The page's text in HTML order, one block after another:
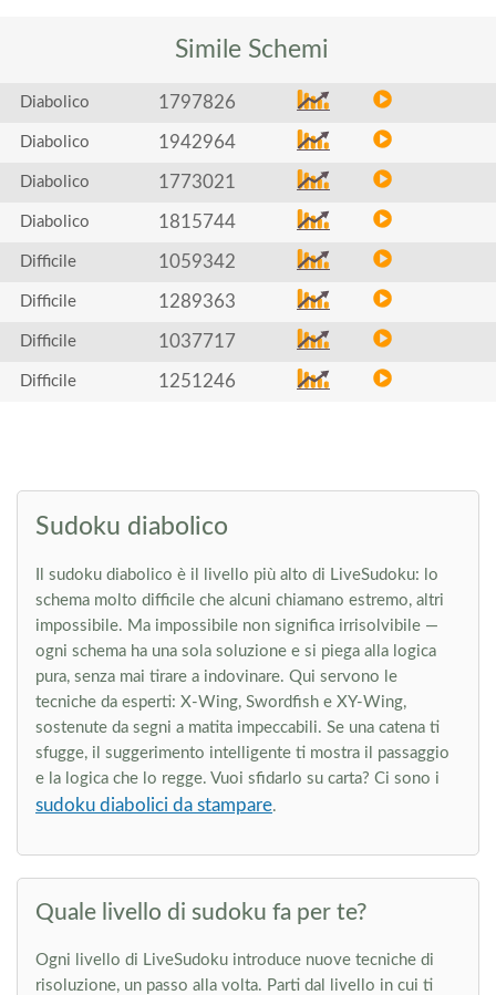
Simile Schemi
Diabolico 1797826
Diabolico 1942964
Diabolico 1773021
Diabolico 1815744
Difficile 1059342
Difficile 1289363
Difficile 1037717
Difficile 1251246
Sudoku diabolico
Il sudoku diabolico è il livello più alto di LiveSudoku: lo
schema molto difficile che alcuni chiamano estremo, altri
impossibile. Ma impossibile non significa irrisolvibile —
ogni schema ha una sola soluzione e si piega alla logica
pura, senza mai tirare a indovinare. Qui servono le
tecniche da esperti: X-Wing, Swordfish e XY-Wing,
sostenute da segni a matita impeccabili. Se una catena ti
sfugge, il suggerimento intelligente ti mostra il passaggio
e la logica che lo regge. Vuoi sfidarlo su carta? Ci sono i
sudoku diabolici da stampare.
Quale livello di sudoku fa per te?
Ogni livello di LiveSudoku introduce nuove tecniche di
risoluzione, un passo alla volta. Parti dal livello in cui ti